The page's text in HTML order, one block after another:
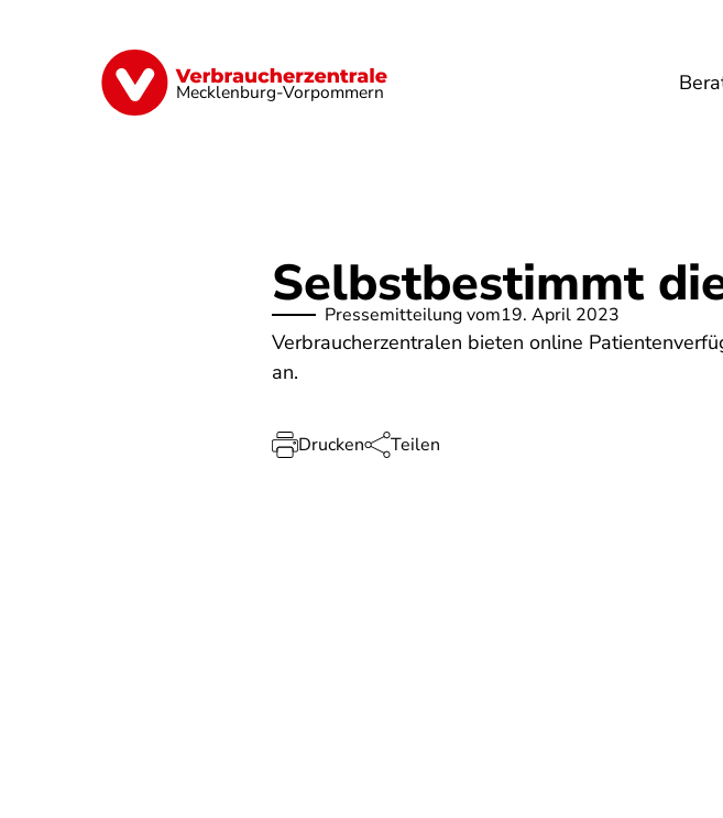
Mecklenburg-Vorpommern
Finanzen Digitales Lebensmittel
Selbstbestimmt
Pressemitteilung vom19. April 2023
Verbraucherzentralen bieten online
an.
Drucken Teilen